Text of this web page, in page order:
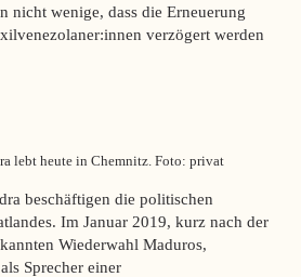
nicht wenige, dass die Erneuerung
verzögert werden
lebt heute in Chemnitz. Foto: privat
beschäftigen die politischen
Im Januar 2019, kurz nach der
Wiederwahl Maduros,
Sprecher einer